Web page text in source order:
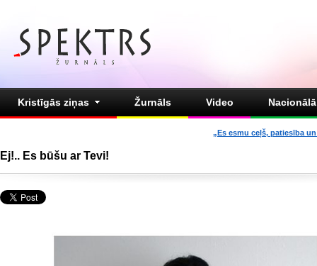
Kristīgās ziņas Žurnāls Video
„Es esmu ceļš, patiesība
Ej!.. Es būšu ar Tevi!